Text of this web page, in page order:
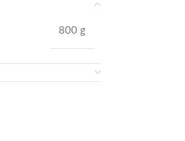
800 g